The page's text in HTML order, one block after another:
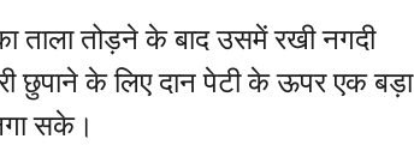
ताला तोड़ने के बाद उसमें रखी नगदी
छुपाने के लिए दान पेटी के ऊपर एक बड़ा
सके।